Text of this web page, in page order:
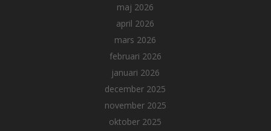
maj 2026
april 2026
mars 2026
februari 2026
januari 2026
december 2025
november 2025
oktober 2025